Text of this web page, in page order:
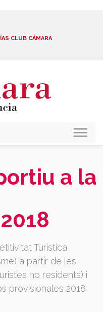
CLUB CÁMARA
a la
Turística
a partir de les
no residents) i
provisionales 2018